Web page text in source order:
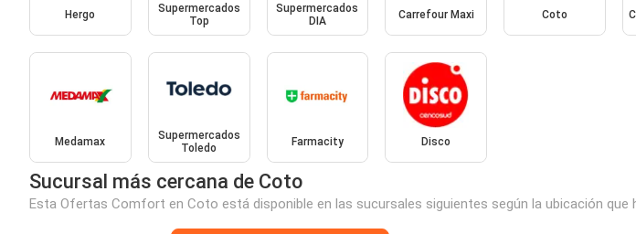
Hergo
Supermercados
Top
Supermercados
DIA
Carrefour Maxi Coto
Medamax
Supermercados
Toledo
Farmacity Disco
Sucursal más cercana de Coto
Esta Ofertas Comfort en Coto está disponible en las sucursales siguientes según la ubicación que